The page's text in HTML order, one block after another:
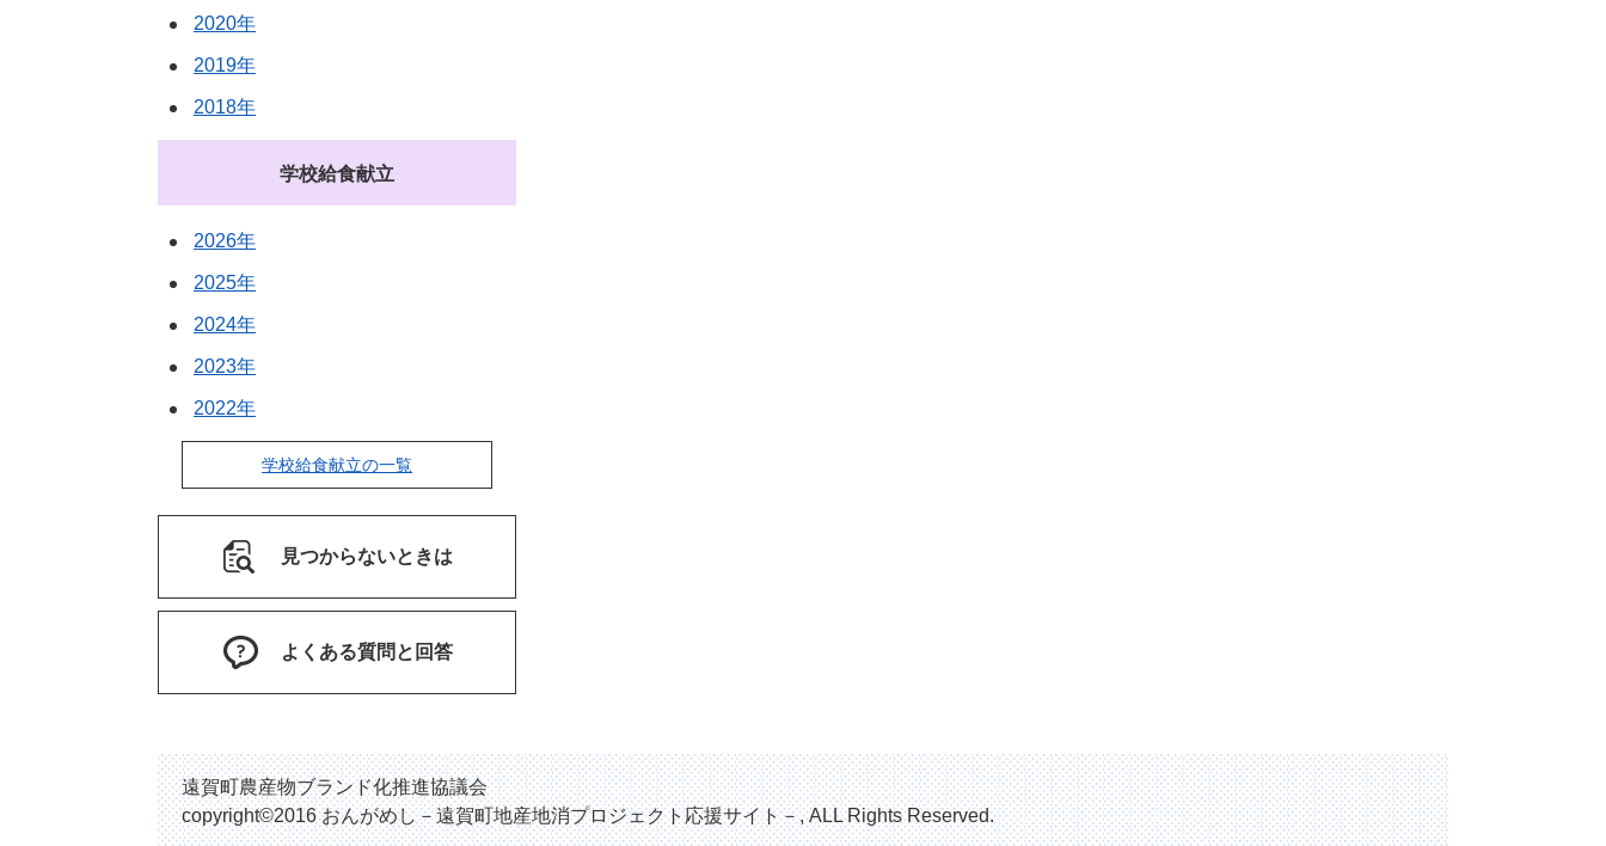
2020年
2019年
2018年
学校給食献立
2026年
2025年
2024年
2023年
2022年
学校給食献立の一覧
見つからないときは
よくある質問と回答
遠賀町農産物ブランド化推進協議会
copyright©2016 おんがめし－遠賀町地産地消プロジェクト応援サイト－, ALL Rights Reserved.